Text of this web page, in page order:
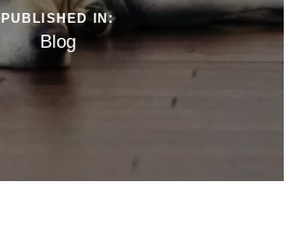
PUBLISHED IN:
Blog